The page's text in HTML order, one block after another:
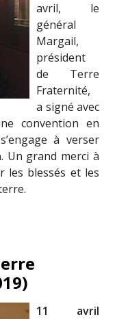
avril, le
général
Margail,
président
de Terre
Fraternité,
a signé avec
convention en
à verser
Un grand merci à
les blessés et les
11 avril